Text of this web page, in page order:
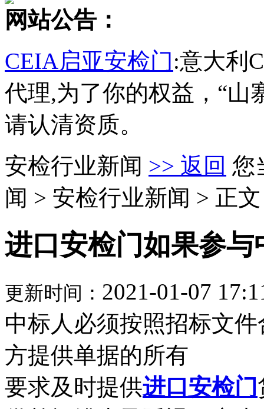
网站公告：
CEIA启亚安检门:意大利
代理,为了你的权益，“山
请认清资质。
安检行业新闻 >> 返回 您
闻 > 安检行业新闻 > 正文
进口安检门如果参
更新时间： 2021-01-07
中标人必须按照招标文
方提供单据的所有
要求及时提供进口安检门